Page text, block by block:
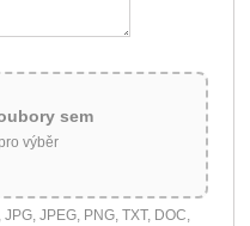
sem
výběr
JPEG, PNG, TXT, DOC,